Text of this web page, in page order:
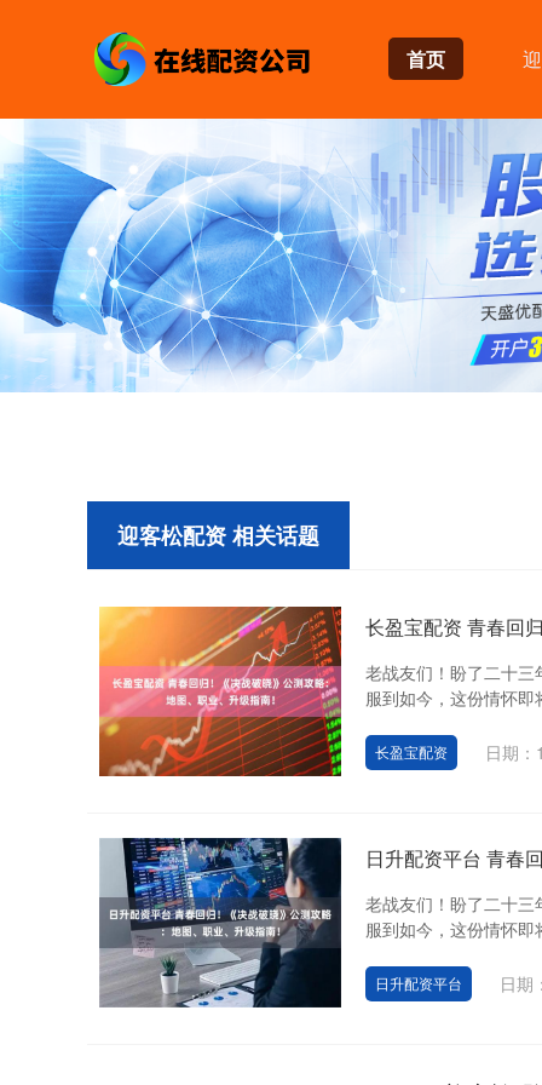
首页
迎客松配资 相关话题
长盈宝配资 青春回
老战友们！盼了二十
服到如今，这份情怀
长盈宝配资 日期
日升配资平台 青春
老战友们！盼了二十
服到如今，这份情怀
日升配资平台 日期